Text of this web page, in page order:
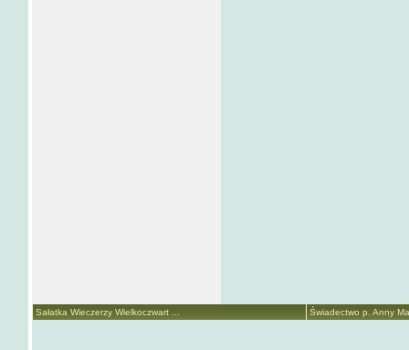
Sałatka Wieczerzy Wielkoczwart ... Świadectwo p. Anny